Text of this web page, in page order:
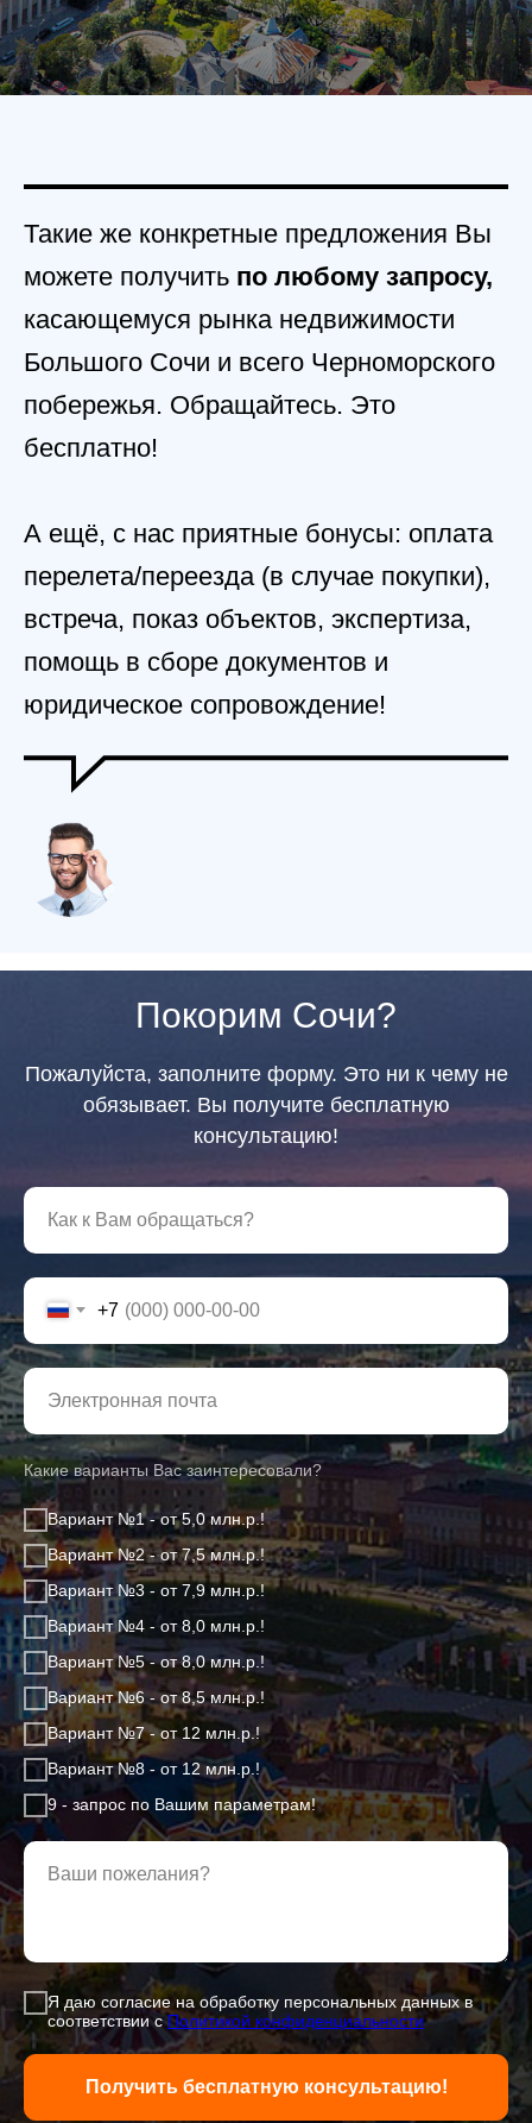
Такие же конкретные предложения Вы
можете получить по любому запросу,
касающемуся рынка недвижимости
Большого Сочи и всего Черноморского
побережья. Обращайтесь. Это
бесплатно!
А ещё, с нас приятные бонусы: оплата
перелета/переезда (в случае покупки),
встреча, показ объектов, экспертиза,
помощь в сборе документов и
юридическое сопровождение!
Покорим Сочи?
Пожалуйста, заполните форму. Это ни к чему не
обязывает. Вы получите бесплатную
консультацию!
Как к Вам обращаться?
+7
Электронная почта
Какие варианты Вас заинтересовали?
Вариант №1 - от 5,0 млн.р.!
Вариант №2 - от 7,5 млн.р.!
Вариант №3 - от 7,9 млн.р.!
Вариант №4 - от 8,0 млн.р.!
Вариант №5 - от 8,0 млн.р.!
Вариант №6 - от 8,5 млн.р.!
Вариант №7 - от 12 млн.р.!
Вариант №8 - от 12 млн.р.!
9 - запрос по Вашим параметрам!
Ваши пожелания?
Я даю согласие на обработку персональных данных в
соответствии сПолитикой конфиденциальности
Получить бесплатную консультацию!